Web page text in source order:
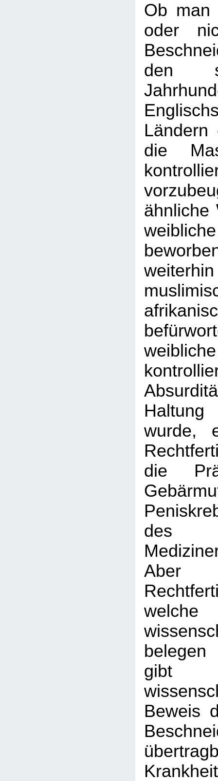
Ob man
oder
den
Ländern
die
ähnliche
wurde,
die
des
Aber
gibt
Beweis